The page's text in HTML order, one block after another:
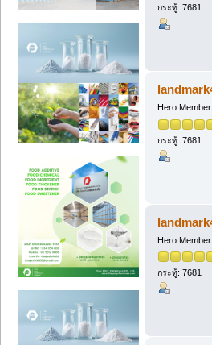
กระทู้: 7681
Hero Member
กระทู้: 7681
Hero Member
กระทู้: 7681